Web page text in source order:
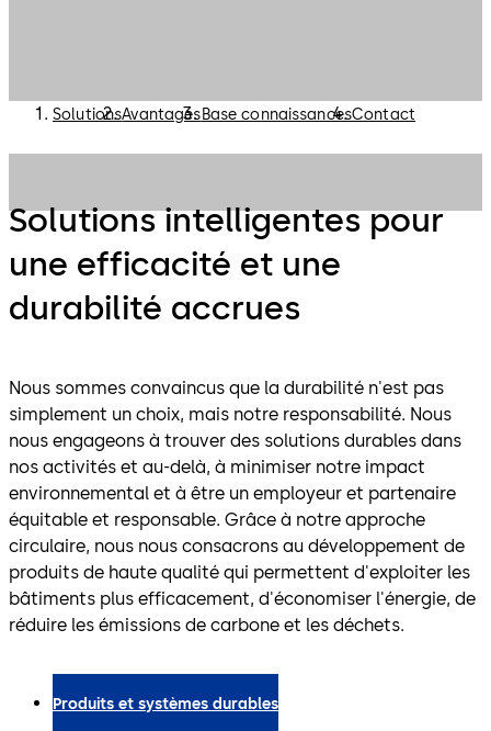
SolutionsAvantagesBase connaissancesContact
Solutions intelligentes pour
une efficacité et une
durabilité accrues
Nous sommes convaincus que la durabilité n'est pas
simplement un choix, mais notre responsabilité. Nous
nous engageons à trouver des solutions durables dans
nos activités et au-delà, à minimiser notre impact
environnemental et à être un employeur et partenaire
équitable et responsable. Grâce à notre approche
circulaire, nous nous consacrons au développement de
produits de haute qualité qui permettent d'exploiter les
bâtiments plus efficacement, d'économiser l'énergie, de
réduire les émissions de carbone et les déchets.
Produits et systèmes durables